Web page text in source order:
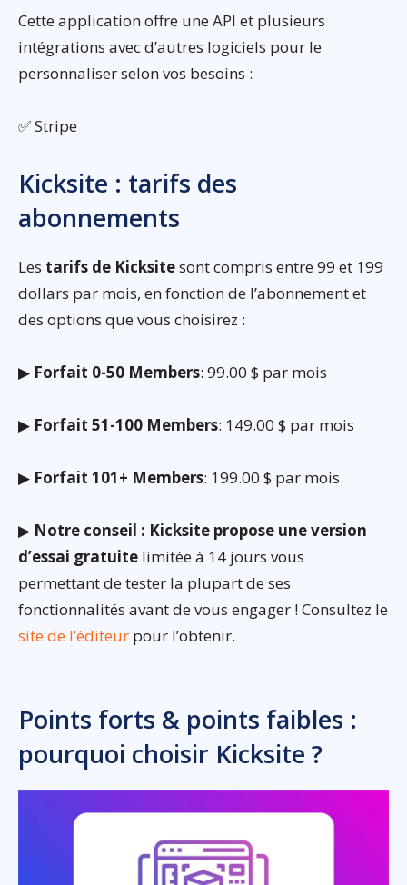
Cette application offre une API et plusieurs
intégrations avec d’autres logiciels pour le
personnaliser selon vos besoins :
✅ Stripe
Kicksite : tarifs des
abonnements
Les tarifs de Kicksitesont compris entre 99 et 199
dollars par mois, en fonction de l’abonnement et
des options que vous choisirez :
▶ Forfait 0-50 Members: 99.00 $ par mois
▶ Forfait 51-100 Members: 149.00 $ par mois
▶ Forfait 101+ Members: 199.00 $ par mois
▶ Notre conseil : Kicksite propose une version
d’essai gratuite limitée à 14 jours vous
permettant de tester la plupart de ses
fonctionnalités avant de vous engager ! Consultez le
site de l’éditeur pour l’obtenir.
Points forts & points faibles :
pourquoi choisir Kicksite ?